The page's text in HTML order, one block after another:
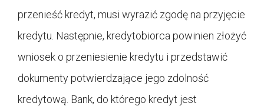
przenieść kredyt, musi wyrazić zgodę na przyjęcie
kredytu. Następnie, kredytobiorca powinien złożyć
wniosek o przeniesienie kredytu i przedstawić
dokumenty potwierdzające jego zdolność
kredytową. Bank, do którego kredyt jest